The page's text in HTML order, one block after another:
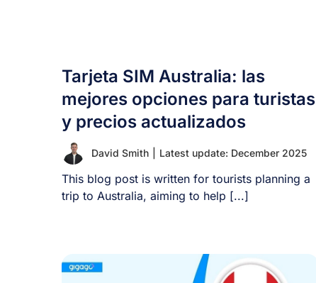
Tarjeta SIM Australia: las
mejores opciones para turistas
y precios actualizados
David Smith Latest update: December 2025
This blog post is written for tourists planning a
trip to Australia, aiming to help [...]